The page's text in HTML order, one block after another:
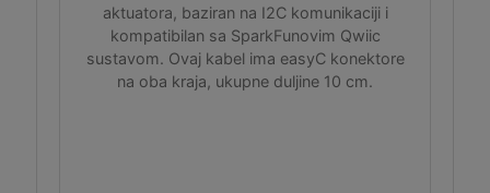
aktuatora, baziran na I2C komunikaciji i
kompatibilan sa SparkFunovim Qwiic
sustavom. Ovaj kabel ima easyC konektore
na oba kraja, ukupne duljine 10 cm.